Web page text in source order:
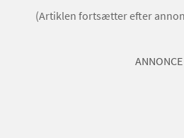
(Artiklen fortsætter efter
ANNONCE